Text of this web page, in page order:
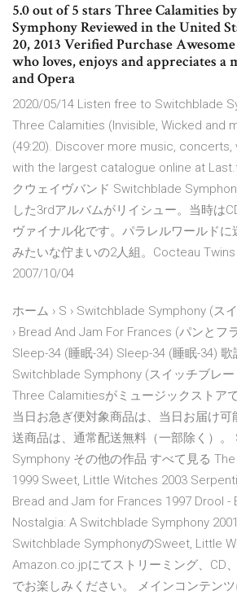
5.0 out of 5 stars Three Calamities
Symphony Reviewed in the United
20, 2013 Verified Purchase
who loves, enjoys and appreciates a
and Opera
2020/05/14 Listen free to Switchblade
Three Calamities (Invisible, Wicked and
(49:20). Discover more music,
with the largest catalogue online at
クウェイヴバンド Switchblade
した3rdアルバムがリイシュー。当時は
ヴァイナル化です。パラレルワールド
みたいな佇まいの2人組。Cocteau
2007/10/04
ホーム › S › Switchblade Symphony (ス
› Bread And Jam For Frances (パンとフ
Sleep-34 (睡眠-34) Sleep-34 (睡眠-34)
Switchblade Symphony (スイッチブレ
Three Calamitiesがミュージックストア
当日お急ぎ便対象商品は、当日お届け
送商品は、通常配送無料（一部除く）
Symphony その他の作品 すべて見る
1999 Sweet, Little Witches 2003
Bread and Jam for Frances 1997 Drool -
Nostalgia: A Switchblade Symphony
Switchblade SymphonyのSweet, Little
Amazon.co.jpにてストリーミング、CD
でお楽しみください。 メインコンテン